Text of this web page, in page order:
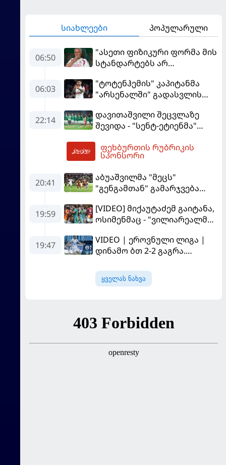
სიახლეები პოპულარული
06:50
"ასეთი ფიზიკური ფორმა მის
სტანდარტებს არ
"რეალის" ახალწვეული
გააკრიტიკა
06:03
"ტოტენჰემის" კაპიტანმა
"არსენალში" გადასვლის
22:14
დავითაშვილი შეცვლაზე
შევიდა - "სენტ-ეტიენმა"
ფეხბურთის რუბრიკის
სპონსორი
20:41
აბუაშვილმა "მეცს"
"გენგამთან" გამარჯვება
19:59
[VIDEO] მიქაუტაძემ გაიტანა,
ოსიმენმაც - "ვილიარეალმა"
"გალათასარაის" მოუგო
19:47
VIDEO | ეროვნული ლიგა |
დინამო ბთ 2-2 გაგრა.
ყველას ნახვა